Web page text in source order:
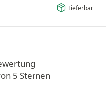
Lieferbar
5 Sternen